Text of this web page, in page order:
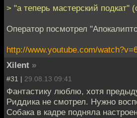
> "а теперь мастерский подкат"
Оператор посмотрел
http://www.youtube.com/
Xilent »
#31 | 29.08.13 09:41
Фантастику люблю, хотя
Риддика не смотрел. Нужно
Собака в кадре подняла